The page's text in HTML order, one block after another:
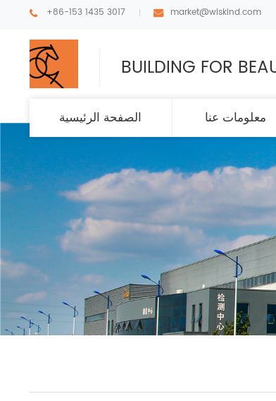
+86-153 1435 3017 market@wiskind.com
BUILDING FOR
الصفحة الرئيسية معلومات عنا